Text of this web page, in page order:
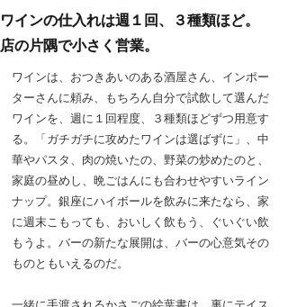
ワインの仕入れは週１回、３種類ほど。
店の片隅で小さく営業。
ワインは、おつきあいのある酒屋さん、インポー
ターさんに頼み、もちろん自分で試飲して選んだ
ワインを、週に１回程度、３種類ほどずつ用意す
る。「ガチガチに攻めたワインは選ばずに」、中
華やパスタ、肉の焼いたの、野菜の炒めたのと、
家庭の昼めし、晩ごはんにも合わせやすいライン
ナップ。銀座にハイボールを飲みに来たなら、家
に週末こもっても、おいしく飲もう、ぐいぐい飲
もうよ。バーの新たな展開は、バーの心意気その
ものともいえるのだ。